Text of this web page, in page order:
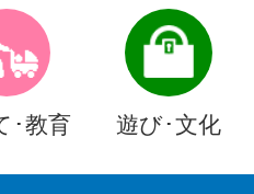
･教育 遊び･文化